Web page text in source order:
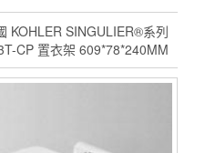
KOHLER SINGULIER®系列
CP 置衣架 609*78*240MM